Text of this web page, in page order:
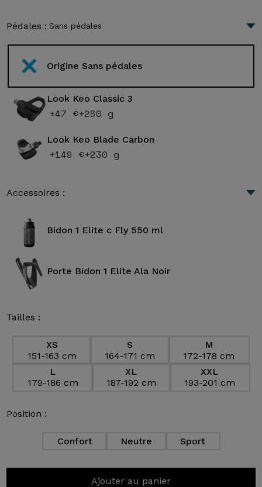
Pédales : Sans pédales
Origine Sans pédales
Look Keo Classic 3
+47 €+280 g
Look Keo Blade Carbon
+149 €+230 g
Accessoires :
Bidon 1 Elite c Fly 550 ml
Porte Bidon 1 Elite Ala Noir
Tailles :
XS
151-163 cm
S
164-171 cm
M
172-178 cm
L
179-186 cm
XL
187-192 cm
XXL
193-201 cm
Position :
Confort Neutre Sport
Ajouter au panier